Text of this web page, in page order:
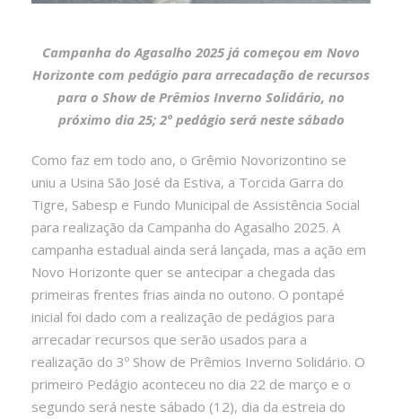
Campanha do Agasalho 2025 já começou em Novo
Horizonte com pedágio para arrecadação de recursos
para o Show de Prêmios Inverno Solidário, no
próximo dia 25; 2º pedágio será neste sábado
Como faz em todo ano, o Grêmio Novorizontino se
uniu a Usina São José da Estiva, a Torcida Garra do
Tigre, Sabesp e Fundo Municipal de Assistência Social
para realização da Campanha do Agasalho 2025. A
campanha estadual ainda será lançada, mas a ação em
Novo Horizonte quer se antecipar a chegada das
primeiras frentes frias ainda no outono. O pontapé
inicial foi dado com a realização de pedágios para
arrecadar recursos que serão usados para a
realização do 3º Show de Prêmios Inverno Solidário. O
primeiro Pedágio aconteceu no dia 22 de março e o
segundo será neste sábado (12), dia da estreia do